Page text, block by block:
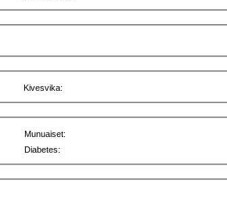
Kivesvika:
Munuaiset:
Diabetes: